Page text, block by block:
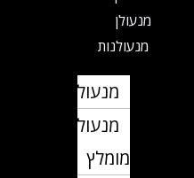
מנעולן
מנעולנות
מנעולן
מנעולן
מומלץ